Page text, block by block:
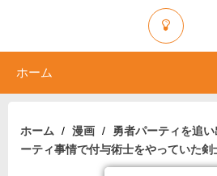
ホーム
ホーム 漫画
勇者パーティを追
ーティ事情で付与術士をやっていた剣